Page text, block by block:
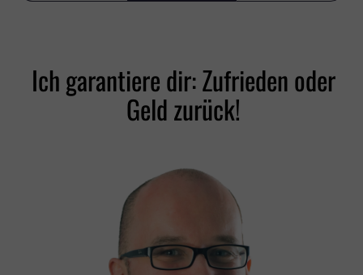
Ich garantiere dir: Zufrieden oder
Geld zurück!